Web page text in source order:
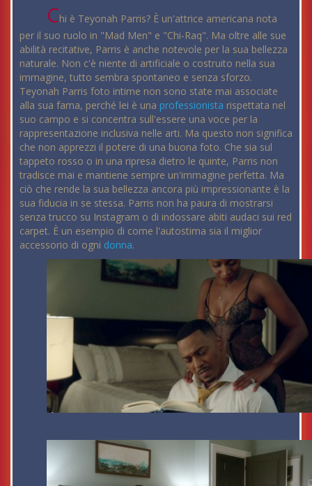
Chi è Teyonah Parris? È un'attrice americana nota
per il suo ruolo in "Mad Men" e "Chi-Raq". Ma oltre alle sue
abilità recitative, Parris è anche notevole per la sua bellezza
naturale. Non c'è niente di artificiale o costruito nella sua
immagine, tutto sembra spontaneo e senza sforzo.
Teyonah Parris foto intime non sono state mai associate
alla sua fama, perché lei è una professionista rispettata nel
suo campo e si concentra sull'essere una voce per la
rappresentazione inclusiva nelle arti. Ma questo non significa
che non apprezzi il potere di una buona foto. Che sia sul
tappeto rosso o in una ripresa dietro le quinte, Parris non
tradisce mai e mantiene sempre un'immagine perfetta. Ma
ciò che rende la sua bellezza ancora più impressionante è la
sua fiducia in se stessa. Parris non ha paura di mostrarsi
senza trucco su Instagram o di indossare abiti audaci sui red
carpet. È un esempio di come l'autostima sia il miglior
accessorio di ogni donna.